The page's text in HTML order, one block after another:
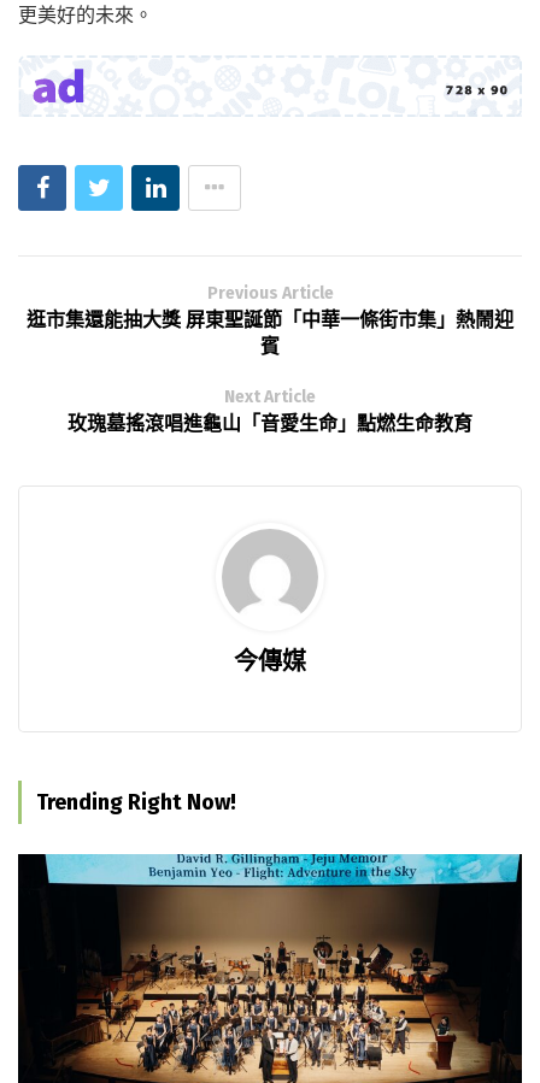
更美好的未來。
Previous Article
逛市集還能抽大獎 屏東聖誕節「中華一條街市集」熱鬧迎
賓
Next Article
玫瑰墓搖滾唱進龜山「音愛生命」點燃生命教育
今傳媒
Trending Right Now!